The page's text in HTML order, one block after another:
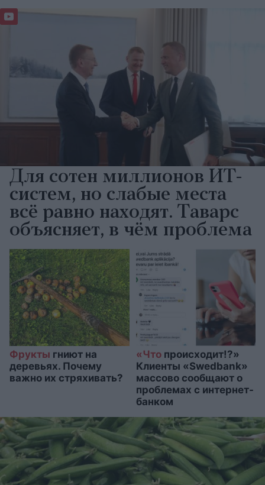
Для сотен миллионов ИТ-
систем, но слабые места
всё равно находят. Таварс
объясняет, в чём проблема
Фрукты гниют на
деревьях. Почему
важно их стряхивать?
«Чтопроисходит!?»
Клиенты «Swedbank»
массово сообщают о
проблемах с интернет-
банком